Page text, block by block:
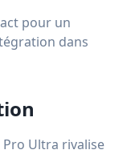
pour un
dans
Pro Ultra rivalise